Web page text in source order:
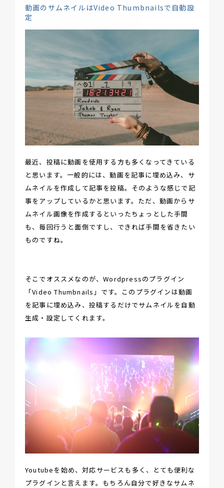
動画のサムネイルはVideo Thumbnailsで自動設
定
最近、投稿に動画を使用する方も多くなってきている
と思います。一般的には、動画を記事に埋め込み、サ
ムネイルを作成して記事を投稿。そのような感じで記
事をアップしているかと思います。ただ、動画からサ
ムネイル画像を作成するといったちょっとした手間
も、毎回行うと面倒ですし、できれば手間を省きたい
ものですね。
そこでオススメなのが、Wordpressのプラグイン
「Video Thumbnails」です。このプラグインは動画
を記事に埋め込み、投稿するだけでサムネイルを自動
生成・設定してくれます。
Youtubeを始め、対応サービスも多く、とても便利な
プラグインと言えます。もちろん自分で好きなサムネ